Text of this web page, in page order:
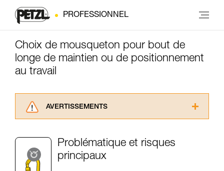
PROFESSIONNEL
Choix de mousqueton pour bout de
longe de maintien ou de positionnement
au travail
AVERTISSEMENTS
consulter. Vous devez avoir compris les
informations de la notice technique pour
Problématique et risques
principaux